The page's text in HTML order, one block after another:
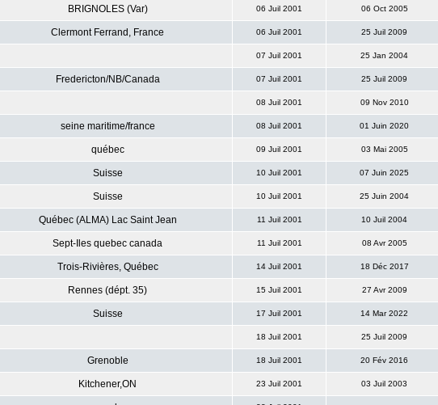
BRIGNOLES (Var) 06 Juil 2001 06 Oct 2005
Clermont Ferrand, France 06 Juil 2001 25 Juil 2009
07 Juil 2001 25 Jan 2004
Fredericton/NB/Canada 07 Juil 2001 25 Juil 2009
08 Juil 2001 09 Nov 2010
seine maritime/france 08 Juil 2001 01 Juin 2020
québec 09 Juil 2001 03 Mai 2005
Suisse 10 Juil 2001 07 Juin 2025
Suisse 10 Juil 2001 25 Juin 2004
Québec (ALMA) Lac Saint Jean 11 Juil 2001 10 Juil 2004
Sept-Iles quebec canada 11 Juil 2001 08 Avr 2005
Trois-Rivières, Québec 14 Juil 2001 18 Déc 2017
Rennes (dépt. 35) 15 Juil 2001 27 Avr 2009
Suisse 17 Juil 2001 14 Mar 2022
18 Juil 2001 25 Juil 2009
Grenoble 18 Juil 2001 20 Fév 2016
Kitchener,ON 23 Juil 2001 03 Juil 2003